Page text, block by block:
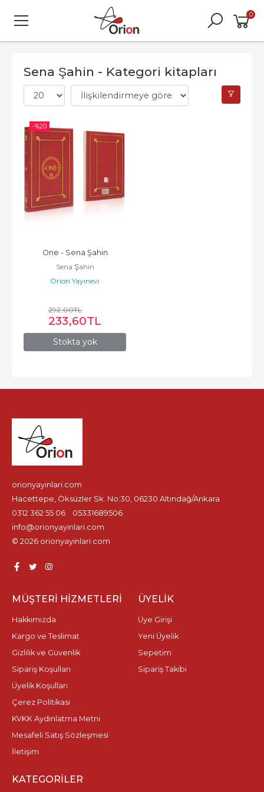
0
Sena Şahin - Kategori kitapları
-%20
Stokta yok
One - Sena Şahin
Sena Şahin
Orion Yayınevi
292,00TL
233,60TL
orionyayinlari.com
Hacettepe, Öksüzler Sk. No:30, 06230 Altındağ/Ankara
0312 362 55 06
05331689506
info@orionyayinlari.com
© 2026 orionyayinlari.com
MÜŞTERI HIZMETLERI
Hakkımızda
Kargo ve Teslimat
Gizlilik ve Güvenlik
Sipariş Koşulları
Üyelik Koşulları
Çerez Politikası
KVKK Aydınlatma Metni
Mesafeli Satış Sözleşmesi
İletişim
ÜYELIK
Üye Girişi
Yeni Üyelik
Sepetim
Sipariş Takibi
KATEGORILER